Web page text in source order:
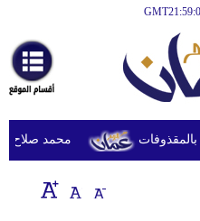
أخبارعاجلة
رياضة
ثقافة
إقتصاد
محمد صلاح يصل